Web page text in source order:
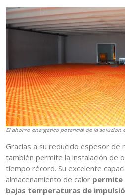
El ahorro energético potencial de la solución
Gracias a su reducido espesor de
también permite la instalación de
tiempo récord. Su excelente
almacenamiento de calor permite
bajas temperaturas de